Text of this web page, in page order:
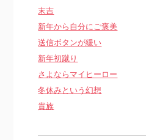
末吉
新年から自分にご褒美
送信ボタンが緩い
新年初蹴り
さよならマイヒーロー
冬休みという幻想
貴族